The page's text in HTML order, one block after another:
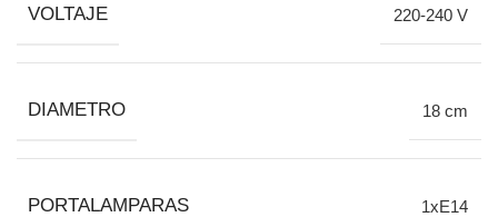
VOLTAJE 220-240 V
DIAMETRO 18 cm
PORTALAMPARAS 1xE14